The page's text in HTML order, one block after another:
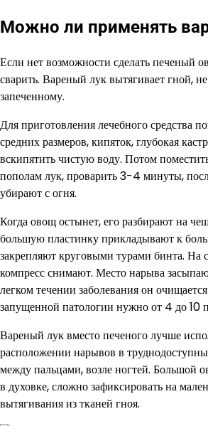
Можно ли применять
Если нет возможности сделать печеный
сварить. Вареный лук вытягивает гной,
запеченному.
Для приготовления лечебного средства
средних размеров, кипяток, глубокая
вскипятить чистую воду. Потом
пополам лук, проварить 3-4 минуты,
убирают с огня.
Когда овощ остынет, его разбирают на
большую пластинку прикладывают к
закрепляют круговыми турами бинта. На
компресс снимают. Место нарыва
легком течении заболевания он
запущенной патологии нужно от 4 до 10
Вареный лук вместо печеного лучше
расположении нарывов в
между пальцами, возле ногтей. Большой
в духовке, сложно зафиксировать на
вытягивания из тканей гноя.